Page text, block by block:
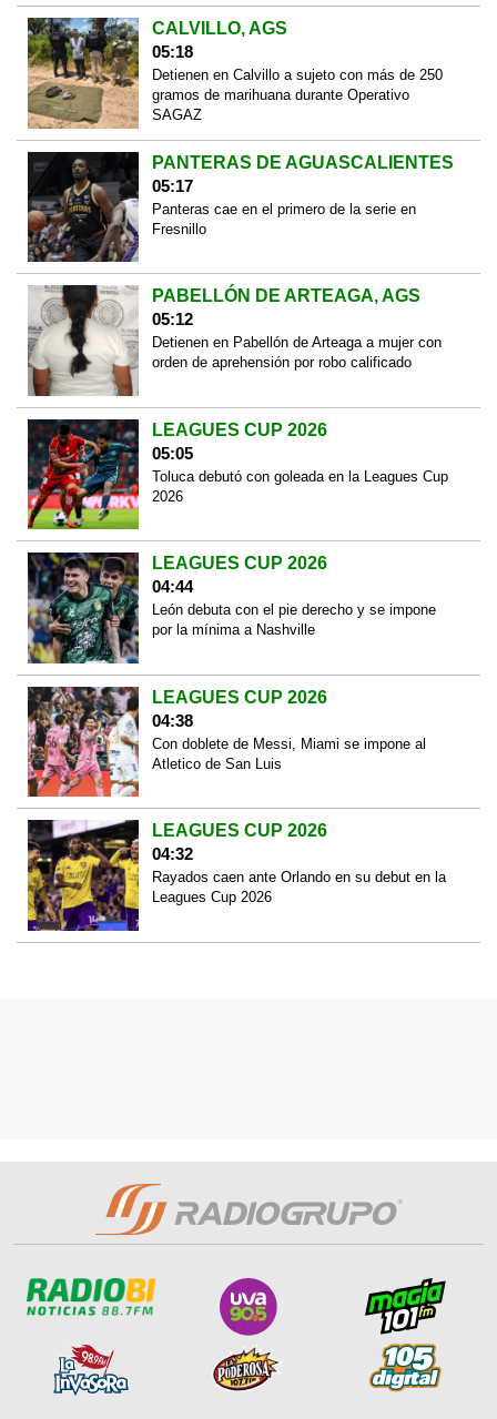
CALVILLO, AGS
05:18
Detienen en Calvillo a sujeto con más de 250
gramos de marihuana durante Operativo
SAGAZ
PANTERAS DE AGUASCALIENTES
05:17
Panteras cae en el primero de la serie en
Fresnillo
PABELLÓN DE ARTEAGA, AGS
05:12
Detienen en Pabellón de Arteaga a mujer con
orden de aprehensión por robo calificado
LEAGUES CUP 2026
05:05
Toluca debutó con goleada en la Leagues Cup
2026
LEAGUES CUP 2026
04:44
León debuta con el pie derecho y se impone
por la mínima a Nashville
LEAGUES CUP 2026
04:38
Con doblete de Messi, Miami se impone al
Atletico de San Luis
LEAGUES CUP 2026
04:32
Rayados caen ante Orlando en su debut en la
Leagues Cup 2026